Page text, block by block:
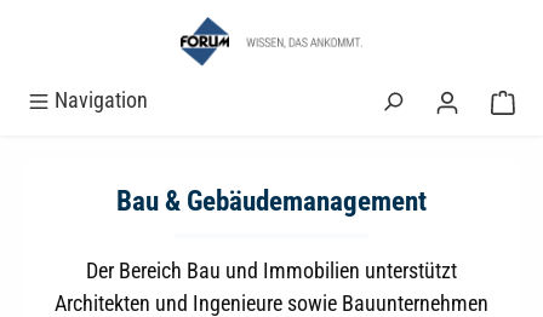
Navigation
Bau & Gebäudemanagement
Der Bereich Bau und Immobilien unterstützt
Architekten und Ingenieure sowie Bauunternehmen